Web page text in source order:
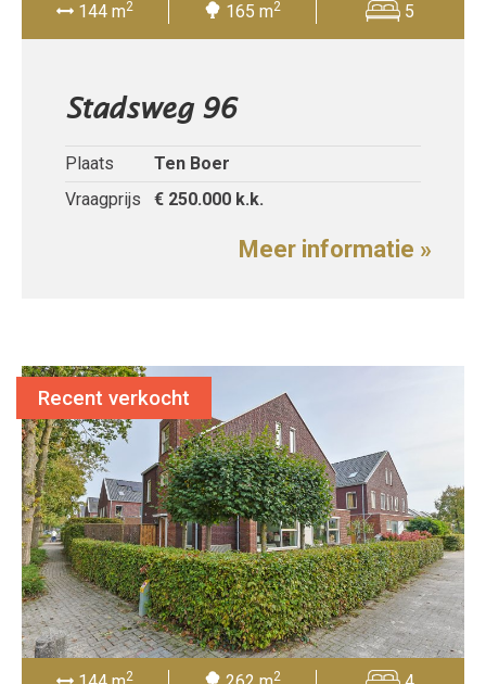
144 m2 165 m2 5
Stadsweg 96
Plaats
Ten Boer
Vraagprijs
€ 250.000 k.k.
Meer informatie »
2 2
Recent verkocht